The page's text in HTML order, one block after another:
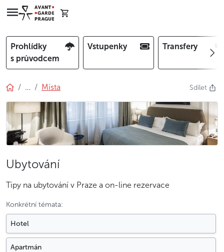
Prohlídky
s průvodcem
Vstupenky Transfery
… Místa Sdílet
Ubytování
Tipy na ubytování v Praze a on-line rezervace
Konkrétní témata:
Hotel
Apartmán